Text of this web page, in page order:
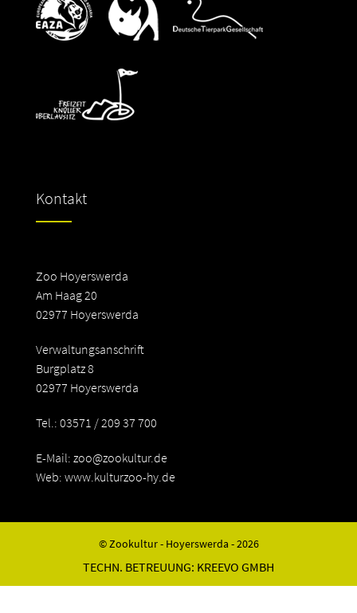
Kontakt
Zoo Hoyerswerda
Am Haag 20
02977 Hoyerswerda
Verwaltungsanschrift
Burgplatz 8
02977 Hoyerswerda
Tel.: 03571 / 209 37 700
E-Mail: zoo@zookultur.de
Web: www.kulturzoo-hy.de
© Zookultur - Hoyerswerda - 2026
TECHN. BETREUUNG: KREEVO GMBH